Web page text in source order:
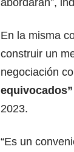
abordarán”,
En la misma
construir un
negociación
equivocados”
2023.
“Es un